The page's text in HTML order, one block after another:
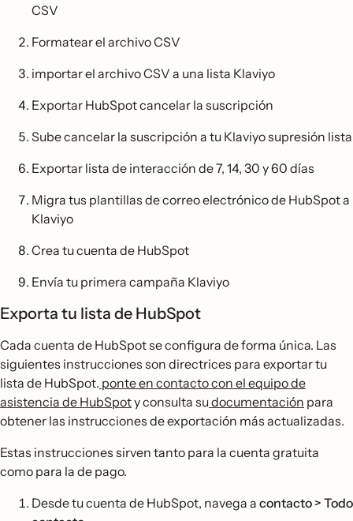
CSV
Formatear el archivo CSV
importar el archivo CSV a una lista Klaviyo
Exportar HubSpot cancelar la suscripción
Sube cancelar la suscripción a tu Klaviyo supresión lista
Exportar lista de interacción de 7, 14, 30 y 60 días
Migra tus plantillas de correo electrónico de HubSpot a
Klaviyo
Crea tu cuenta de HubSpot
Envía tu primera campaña Klaviyo
Exporta tu lista de HubSpot
Cada cuenta de HubSpot se configura de forma única. Las
siguientes instrucciones son directrices para exportar tu
lista de HubSpot. ponte en contacto con el equipo de
asistencia de HubSpoty consulta sudocumentación para
obtener las instrucciones de exportación más actualizadas.
Estas instrucciones sirven tanto para la cuenta gratuita
como para la de pago.
Desde tu cuenta de HubSpot, navega a contacto > Todo